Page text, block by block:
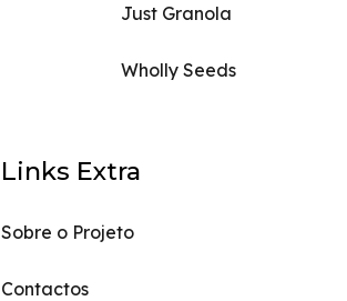
Just Granola
Wholly Seeds
Links Extra
Sobre o Projeto
Contactos